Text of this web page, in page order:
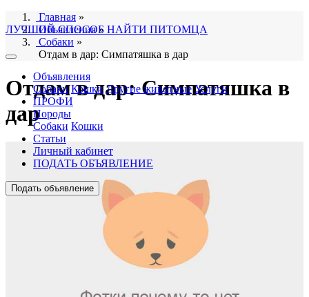
ЛУЧШИЙ СПОСОБ НАЙТИ ПИТОМЦА
Объявления
Собаки Кошки Другие животные Услуги
ПРОФИ
Породы
Собаки Кошки
Статьи
Личный кабинет
ПОДАТЬ ОБЪЯВЛЕНИЕ
Подать объявление
Главная »
Объявления»
Собаки »
Отдам в дар: Симпатяшка в дар
Отдам в дар: Симпатяшка в
дар